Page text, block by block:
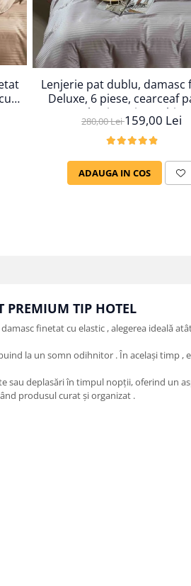
Lenjerie pat dublu, damasc
Deluxe, 6 piese, cearceaf
elastic, Gri Deschis
280,00 Lei159,00 Lei
ADAUGA IN COS
PREMIUM TIP HOTEL
finetat cu elastic , alegerea ideală
la un somn odihnitor . În același timp ,
sau deplasări în timpul nopții, oferind un
produsul curat și organizat .